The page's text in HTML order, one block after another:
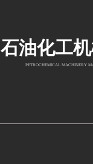
石油化工
PETROCHEMICAL MACHINERY